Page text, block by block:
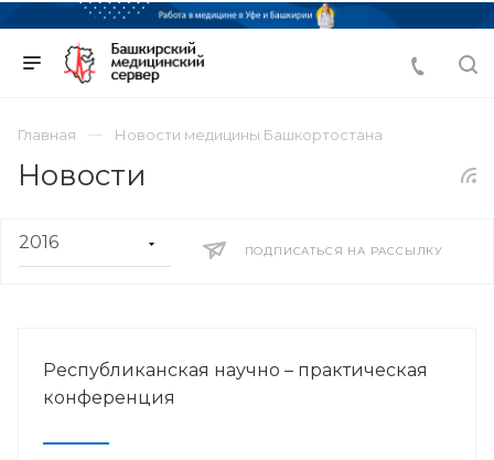
Главная Новости медицины Башкортостана
Новости
ПОДПИСАТЬСЯ НА РАССЫЛКУ
Республиканская научно – практическая
конференция